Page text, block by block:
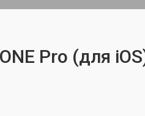
Pro (для